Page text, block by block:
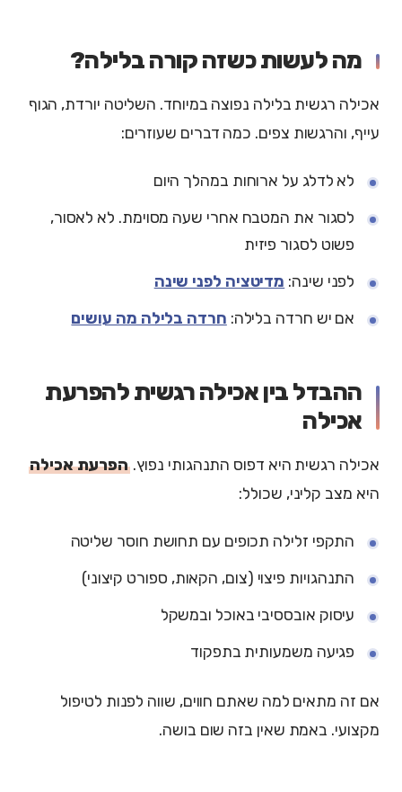
מה לעשות כשזה קורה בלילה?
אכילה רגשית בלילה נפוצה במיוחד. השליטה יורדת, הגוף
עייף, והרגשות צפים. כמה דברים שעוזרים:
לא לדלג על ארוחות במהלך היום
לסגור את המטבח אחרי שעה מסוימת. לא לאסור,
פשוט לסגור פיזית
לפני שינה: מדיטציה לפני שינה
אם יש חרדה בלילה: חרדה בלילה מה עושים
ההבדל בין אכילה רגשית להפרעת
אכילה
אכילה רגשית היא דפוס התנהגותי נפוץ.הפרעת אכילה
היא מצב קליני, שכולל:
התקפי זלילה תכופים עם תחושת חוסר שליטה
התנהגויות פיצוי (צום, הקאות, ספורט קיצוני)
עיסוק אובססיבי באוכל ובמשקל
פגיעה משמעותית בתפקוד
אם זה מתאים למה שאתם חווים, שווה לפנות לטיפול
מקצועי. באמת שאין בזה שום בושה.